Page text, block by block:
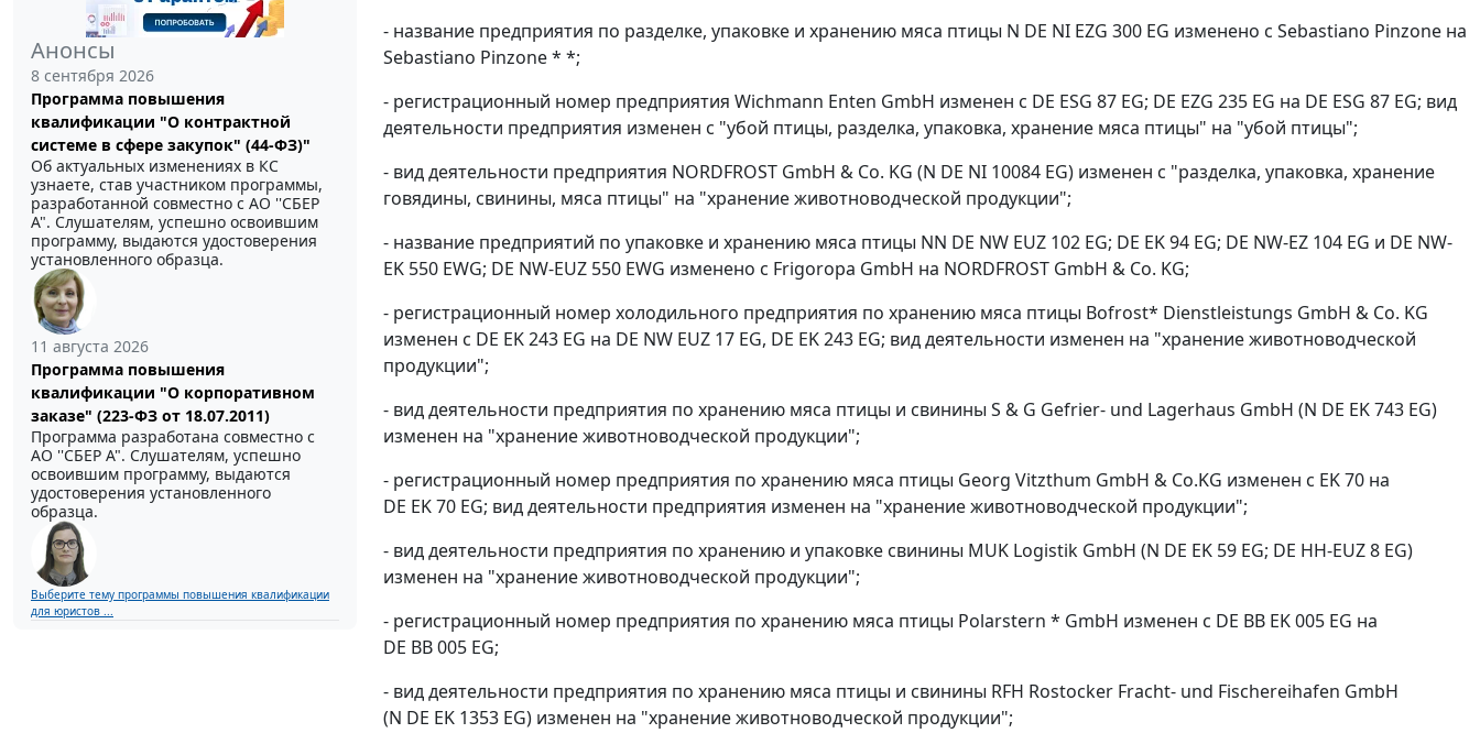
Анонсы
8 сентября 2026
Программа повышения
квалификации "О контрактной
системе в сфере закупок" (44-ФЗ)"
Об актуальных изменениях в КС
узнаете, став участником программы,
разработанной совместно с АО ''СБЕР
А". Слушателям, успешно освоившим
программу, выдаются удостоверения
установленного образца.
11 августа 2026
Программа повышения
квалификации "О корпоративном
заказе" (223-ФЗ от 18.07.2011)
Программа разработана совместно с
АО ''СБЕР А". Слушателям, успешно
освоившим программу, выдаются
удостоверения установленного
образца.
Выберите тему программы повышения квалификации
для юристов ...
- название предприятия по разделке, упаковке и хранению мяса птицы N DE NI EZG 300 EG изменено с Sebastiano Pinzone на
Sebastiano Pinzone * *;
- регистрационный номер предприятия Wichmann Enten GmbH изменен с DE ESG 87 EG; DE EZG 235 EG на DE ESG 87 EG; вид
деятельности предприятия изменен с "убой птицы, разделка, упаковка, хранение мяса птицы" на "убой птицы";
- вид деятельности предприятия NORDFROST GmbH & Co. KG (N DE NI 10084 EG) изменен с "разделка, упаковка, хранение
говядины, свинины, мяса птицы" на "хранение животноводческой продукции";
- название предприятий по упаковке и хранению мяса птицы NN DE NW EUZ 102 EG; DE EK 94 EG; DE NW-EZ 104 EG и DE NW-
EK 550 EWG; DE NW-EUZ 550 EWG изменено с Frigoropa GmbH на NORDFROST GmbH & Co. KG;
- регистрационный номер холодильного предприятия по хранению мяса птицы Bofrost* Dienstleistungs GmbH & Co. KG
изменен с DE EK 243 EG на DE NW EUZ 17 EG, DE EK 243 EG; вид деятельности изменен на "хранение животноводческой
продукции";
- вид деятельности предприятия по хранению мяса птицы и свинины S & G Gefrier- und Lagerhaus GmbH (N DE EK 743 EG)
изменен на "хранение животноводческой продукции";
- регистрационный номер предприятия по хранению мяса птицы Georg Vitzthum GmbH & Co.KG изменен с EK 70 на
DE EK 70 EG; вид деятельности предприятия изменен на "хранение животноводческой продукции";
- вид деятельности предприятия по хранению и упаковке свинины MUK Logistik GmbH (N DE EK 59 EG; DE HH-EUZ 8 EG)
изменен на "хранение животноводческой продукции";
- регистрационный номер предприятия по хранению мяса птицы Polarstern * GmbH изменен с DE BB EK 005 EG на
DE BB 005 EG;
- вид деятельности предприятия по хранению мяса птицы и свинины RFH Rostocker Fracht- und Fischereihafen GmbH
(N DE EK 1353 EG) изменен на "хранение животноводческой продукции";